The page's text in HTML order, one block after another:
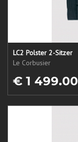
LC2 Polster 2-Sitzer
Le Corbusier
€ 1 499.00